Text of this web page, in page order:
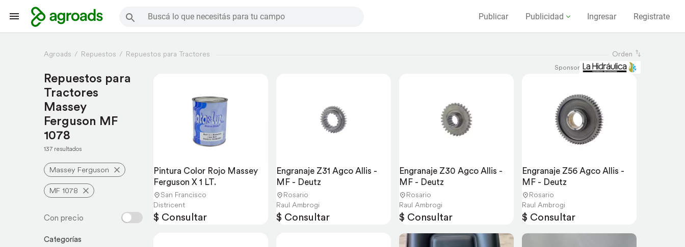
Publicar Publicidad Ingresar Registrate
Agroads Repuestos Repuestos para Tractores Orden
Repuestos para
Tractores
Massey
Ferguson MF
1078
137 resultados
Massey Ferguson
MF 1078
Categorías
Sponsor
Pintura Color Rojo Massey
Ferguson X 1 LT.
San Francisco
Districent
$ Consultar
Engranaje Z31 Agco Allis -
MF - Deutz
Rosario
Raul Ambrogi
$ Consultar
Engranaje Z30 Agco Allis -
MF - Deutz
Rosario
Raul Ambrogi
$ Consultar
Engranaje Z56 Agco Allis -
MF - Deutz
Rosario
Raul Ambrogi
$ Consultar